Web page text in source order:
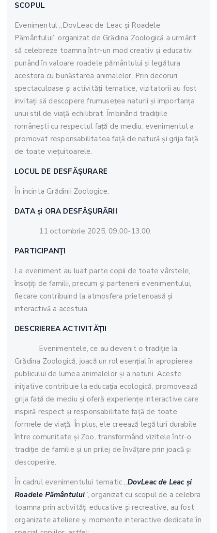
SCOPUL
Evenimentul „DovLeac de Leac și Roadele
Pământului” organizat de Grădina Zoologică a urmărit
să celebreze toamna într-un mod creativ și educativ,
punând în valoare roadele pământului și legătura
acestora cu bunăstarea animalelor. Prin decoruri
spectaculoase și activități tematice, vizitatorii au fost
invitați să descopere frumusețea naturii și importanța
unui stil de viață echilibrat. Îmbinând tradițiile
românești cu respectul față de mediu, evenimentul a
promovat responsabilitatea față de natură și grija față
de toate viețuitoarele.
LOCUL DE DESFĂȘURARE
În incinta Grădinii Zoologice.
DATA și ORA DESFĂŞURĂRII
11 octombrie 2025, 09.00-13.00.
PARTICIPANŢI
La eveniment au luat parte copii de toate vârstele,
însoțiți de familii, precum și partenerii evenimentului,
fiecare contribuind la atmosfera prietenoasă și
interactivă a acestuia.
DESCRIEREA ACTIVITĂŢII
Evenimentele, ce au devenit o tradiție la
Grădina Zoologică, joacă un rol esențial în apropierea
publicului de lumea animalelor și a naturii. Aceste
inițiative contribuie la educația ecologică, promovează
grija față de mediu și oferă experiențe interactive care
inspiră respect și responsabilitate față de toate
formele de viață. În plus, ele creează legături durabile
între comunitate și Zoo, transformând vizitele într-o
tradiție de familie și un prilej de învățare prin joacă și
descoperire.
În cadrul evenimentului tematic „DovLeac de Leac și
Roadele Pământului”, organizat cu scopul de a celebra
toamna prin activități educative și recreative, au fost
organizate ateliere și momente interactive dedicate în